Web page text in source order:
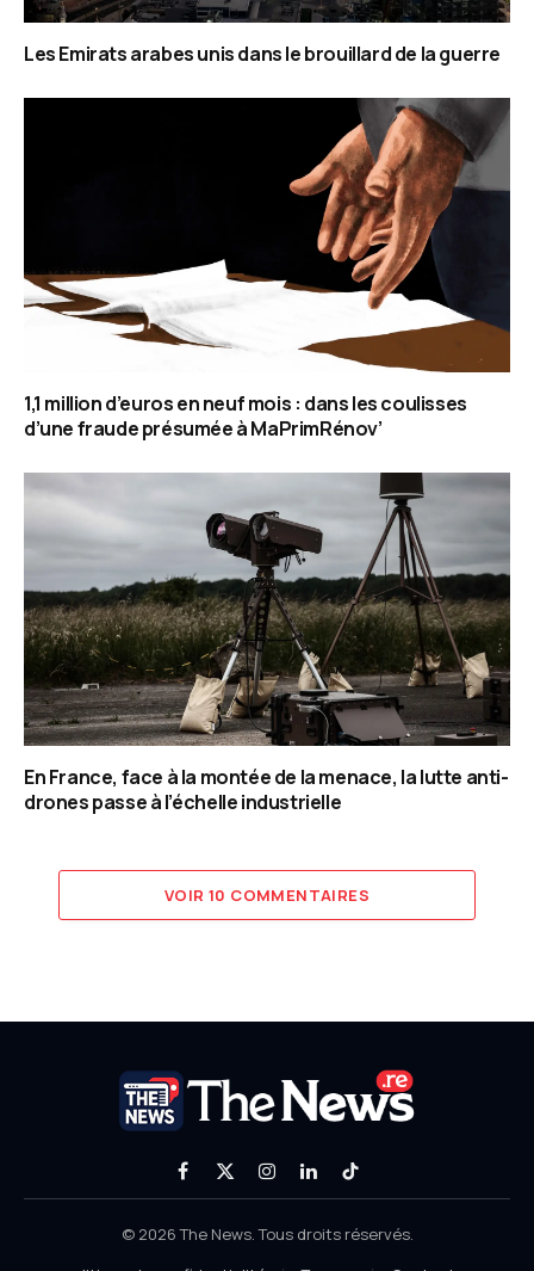
Les Emirats arabes unis dans le brouillard de la guerre
1,1 million d’euros en neuf mois : dans les coulisses
d’une fraude présumée à MaPrimRénov’
En France, face à la montée de la menace, la lutte anti-
drones passe à l’échelle industrielle
VOIR 10 COMMENTAIRES
Facebook
X
Instagram
LinkedInTikTok
© 2026 The News. Tous droits réservés.